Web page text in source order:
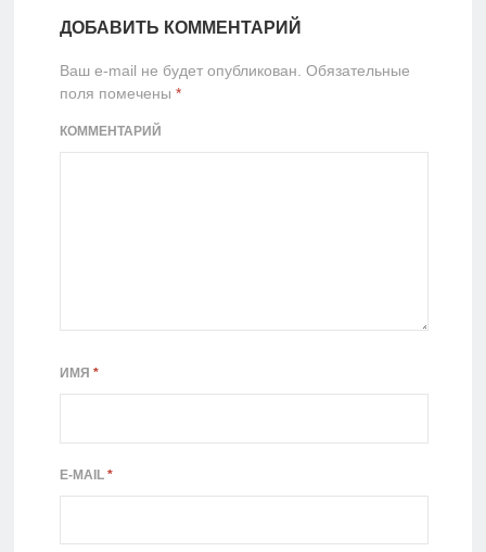
ДОБАВИТЬ КОММЕНТАРИЙ
Ваш e-mail не будет опубликован. Обязательные
поля помечены *
КОММЕНТАРИЙ
ИМЯ *
E-MAIL *